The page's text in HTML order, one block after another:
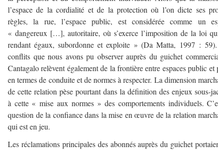
l’espace de la cordialité et de la protection où l’on dicte ses
règles, la rue, l’espace public, est considérée comme un
« dangereux […], autoritaire, où s’exerce l’imposition de la loi
rendant égaux, subordonne et exploite » (Da Matta, 1997 :
conflits que nous avons pu observer auprès du guichet
Cantagalo relèvent également de la frontière entre espaces public et
en termes de conduite et de normes à respecter. La dimension
de cette relation pèse pourtant dans la définition des enjeux sous-
à cette « mise aux normes » des comportements individuels.
question de la confiance dans la mise en œuvre de la relation
qui est en jeu.
Les réclamations principales des abonnés auprès du guichet